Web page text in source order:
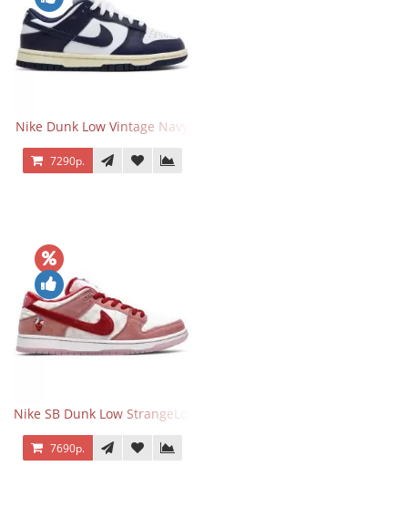
Nike Dunk Low Vintage Navy
7290р.
Nike SB Dunk Low StrangeLove Valentine's Day
7690р.